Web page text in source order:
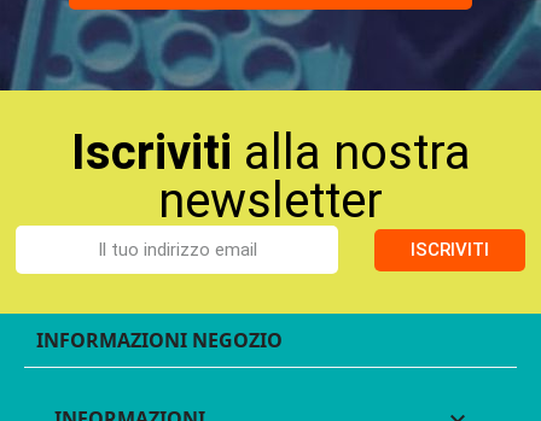
Iscriviti alla nostra
newsletter
ISCRIVITI
INFORMAZIONI NEGOZIO